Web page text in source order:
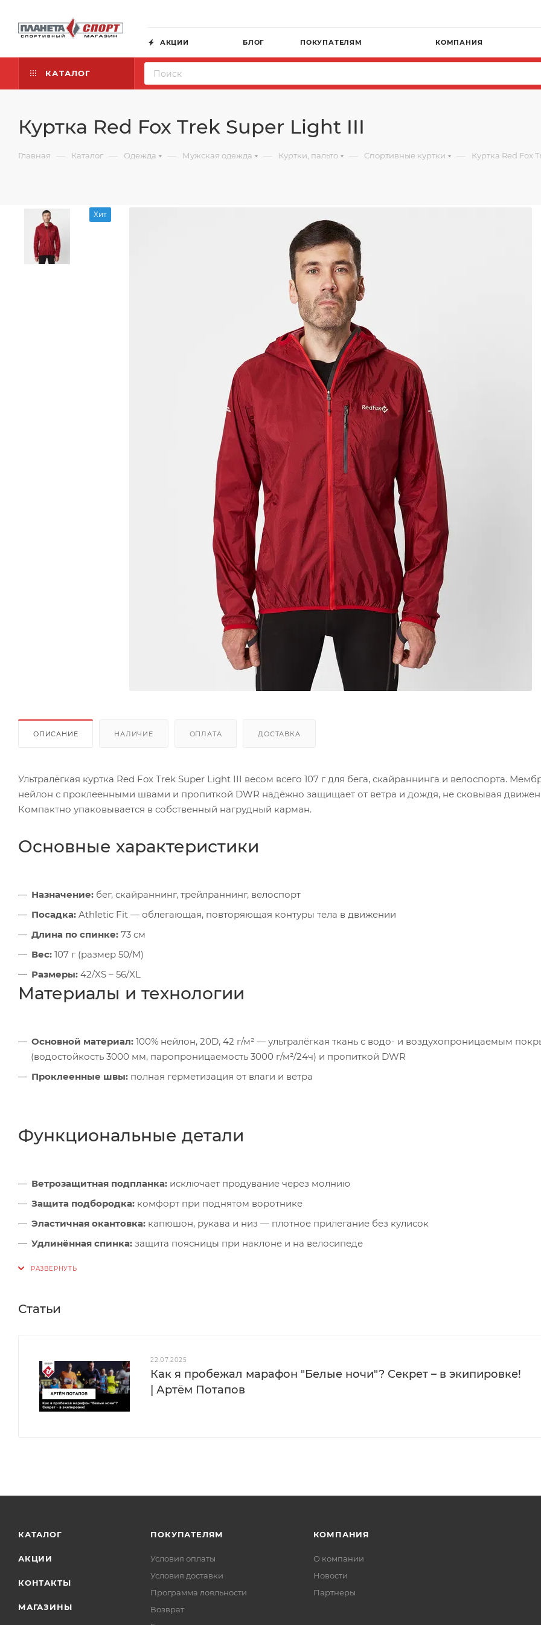
АКЦИИ БЛОГ ПОКУПАТЕЛЯМ КОМПАНИЯ
КАТАЛОГ
Куртка Red Fox Trek Super Light III
Главная — Каталог — Одежда — Мужская одежда — Куртки, пальто — Спортивные куртки — Куртка Red Fox
Хит
ОПИСАНИЕ НАЛИЧИЕ ОПЛАТА ДОСТАВКА
Ультралёгкая куртка Red Fox Trek Super Light III весом всего 107 г для бега, скайраннинга и велоспорта.
нейлон с проклеенными швами и пропиткой DWR надёжно защищает от ветра и дождя, не сковывая
Компактно упаковывается в собственный нагрудный карман.
Основные характеристики
Назначение: бег, скайраннинг, трейлраннинг, велоспорт
Посадка: Athletic Fit — облегающая, повторяющая контуры тела в движении
Длина по спинке: 73 см
Вес: 107 г (размер 50/M)
Размеры: 42/XS – 56/XL
Материалы и технологии
Основной материал: 100% нейлон, 20D, 42 г/м² — ультралёгкая ткань с водо- и воздухопроницаемым
(водостойкость 3000 мм, паропроницаемость 3000 г/м²/24ч) и пропиткой DWR
Проклеенные швы: полная герметизация от влаги и ветра
Функциональные детали
Ветрозащитная подпланка: исключает продувание через молнию
Защита подбородка: комфорт при поднятом воротнике
Эластичная окантовка: капюшон, рукава и низ — плотное прилегание без кулисок
Удлинённая спинка: защита поясницы при наклоне и на велосипеде
Анатомические рукава:
Статьи
22.07.2025
Как я пробежал марафон "Белые ночи"? Секрет – в экипировке!
| Артём Потапов
КАТАЛОГ
АКЦИИ
КОНТАКТЫ
МАГАЗИНЫ
ПОКУПАТЕЛЯМ
Условия оплаты
Условия доставки
Программа лояльности
Возврат
КОМПАНИЯ
О компании
Новости
Партнеры